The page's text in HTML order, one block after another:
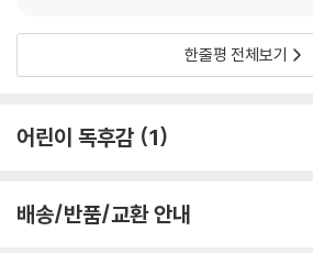
을 오르락내리락했다. 또 학교도 가지 않고 누
작되자, 디디는 굳은 결심을 하고 정원의 잡초
아지를 운동시키면서 같이 뛰기도 했다. 방학동
디디는 머리도 예쁘게 단장했다. 개학 날, 반 아
때 제과점 주인 아들 프란츠가 교실 안으로 들
한줄평 전체보기
어린이 독후감 1
배송/반품/교환 안내